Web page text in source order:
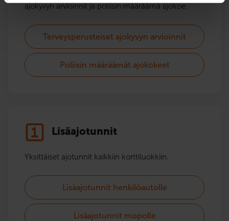
ajokyvyn arvioinnit ja poliisin määräämä ajokoe.
Terveysperusteiset ajokyvyn arvioinnit
Poliisin määräämät ajokokeet
Lisäajotunnit
Yksittäiset ajotunnit kaikkiin korttiluokkiin.
Lisäajotunnit henkilöautolle
Lisäajotunnit mopolle